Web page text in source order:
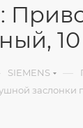
:
SIEMENS —
заслонки